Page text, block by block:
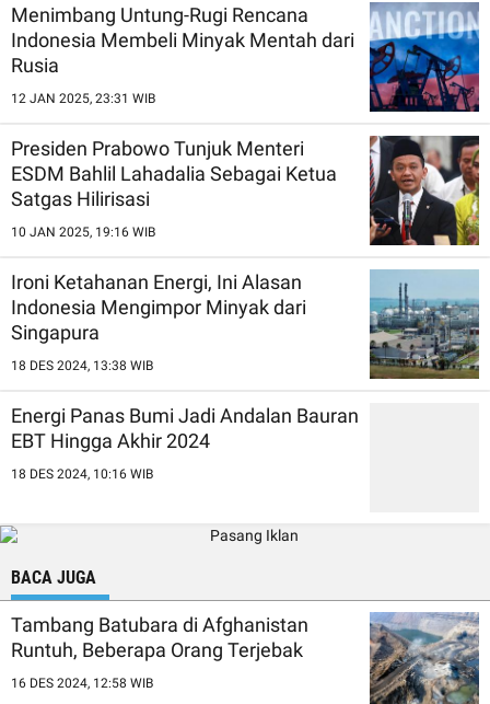
Menimbang Untung-Rugi Rencana
Indonesia Membeli Minyak Mentah dari
Rusia
12 JAN 2025, 23:31 WIB
Presiden Prabowo Tunjuk Menteri
ESDM Bahlil Lahadalia Sebagai Ketua
Satgas Hilirisasi
10 JAN 2025, 19:16 WIB
Ironi Ketahanan Energi, Ini Alasan
Indonesia Mengimpor Minyak dari
Singapura
18 DES 2024, 13:38 WIB
Energi Panas Bumi Jadi Andalan Bauran
EBT Hingga Akhir 2024
18 DES 2024, 10:16 WIB
BACA JUGA
Tambang Batubara di Afghanistan
Runtuh, Beberapa Orang Terjebak
16 DES 2024, 12:58 WIB